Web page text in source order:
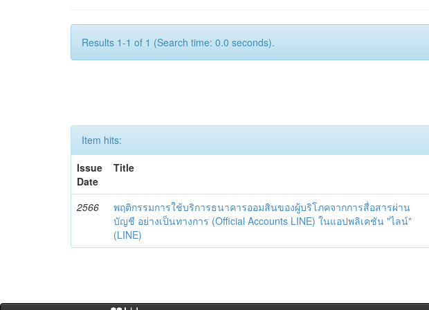
Results 1-1 of 1 (Search time: 0.0 seconds).
Item hits:
Issue
Date
Title
2566
พฤติกรรมการใช้บริการธนาคารออมสินของผู้บริโภคจากการสื่อสารผ่าน
บัญชี อย่างเป็นทางการ (Official Accounts LINE) ในแอปพลิเคชัน "ไลน์"
(LINE)